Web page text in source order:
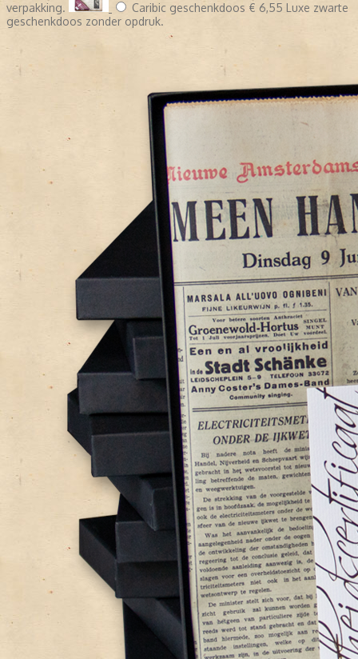
verpakking. Caribic geschenkdoos € 6,55 Luxe zwarte
geschenkdoos zonder opdruk.